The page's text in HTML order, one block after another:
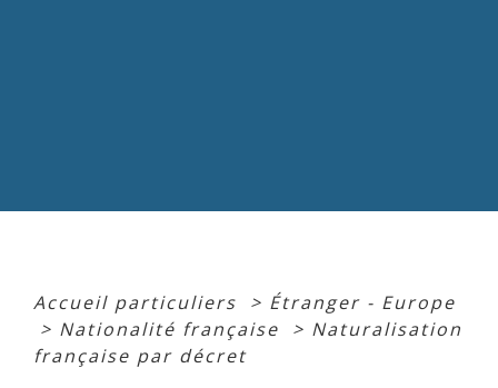
Accueil particuliers > Étranger - Europe
> Nationalité française > Naturalisation
française par décret